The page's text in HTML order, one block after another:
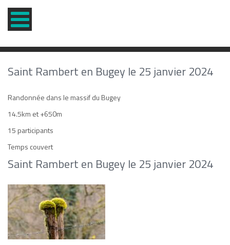
Saint Rambert en Bugey le 25 janvier 2024
Randonnée dans le massif du Bugey
14.5km et +650m
15 participants
Temps couvert
Saint Rambert en Bugey le 25 janvier 2024